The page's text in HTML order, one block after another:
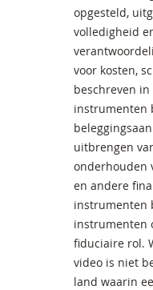
opgesteld,
volledigheid
voor kosten,
beschreven
instrumenten
uitbrengen
onderhouden
en andere
instrumenten
instrumenten
fiduciaire rol.
video is niet
land waarin